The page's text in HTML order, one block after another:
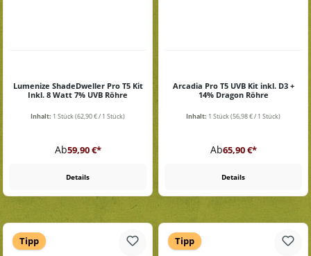
Lumenize ShadeDweller Pro T5 Kit
Inkl. 8 Watt 7% UVB Röhre
Inhalt: 1 Stück(62,90 € / 1 Stück)
Regulärer Preis:
Ab59,90 €*
Details
Arcadia Pro T5 UVB Kit inkl. D3 +
14% Dragon Röhre
Inhalt: 1 Stück(56,98 € / 1 Stück)
Regulärer Preis:
Ab65,90 €*
Details
Tipp Tipp